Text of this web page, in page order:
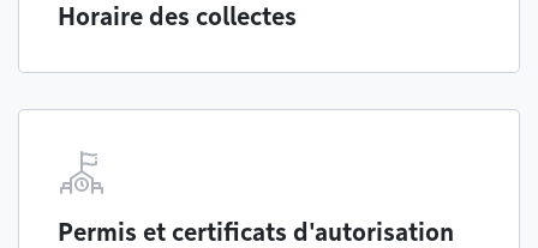
Horaire des collectes
Permis et certificats d'autorisation